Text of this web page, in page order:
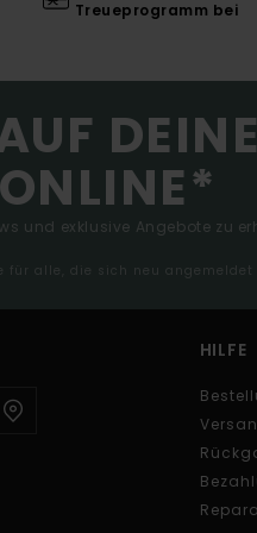
Treueprogramm bei
und exklusive Angebote zu
für alle, die sich neu
HILFE